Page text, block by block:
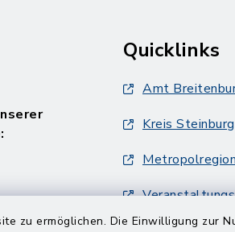
zu ermöglichen. Die Einwilligung zur
Quicklinks
Amt
Kreis Steinburg
Metropolregion